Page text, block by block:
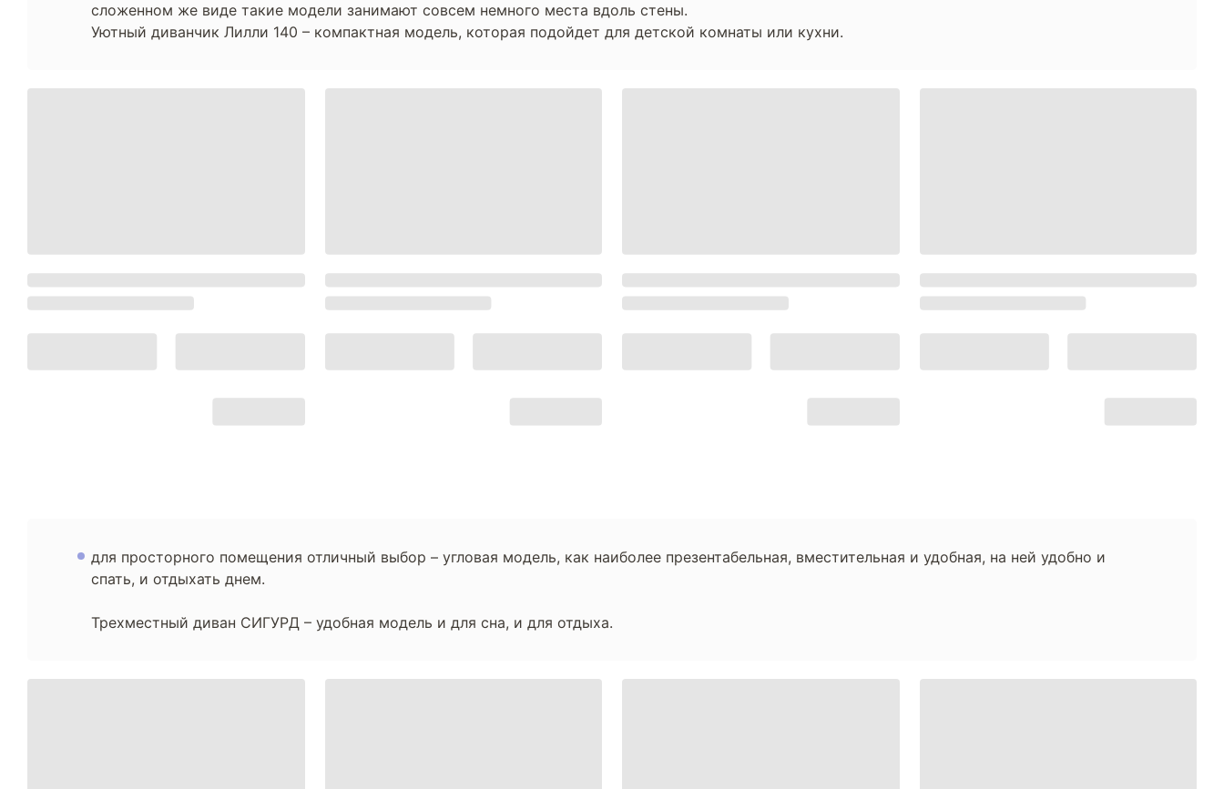
сложенном же виде такие модели занимают совсем немного места вдоль стены.
Уютный диванчик Лилли 140 – компактная модель, которая подойдет для детской комнаты или кухни.
для просторного помещения отличный выбор – угловая модель, как наиболее презентабельная, вместительная и удобная, на ней удобно и
спать, и отдыхать днем.
Трехместный диван СИГУРД – удобная модель и для сна, и для отдыха.